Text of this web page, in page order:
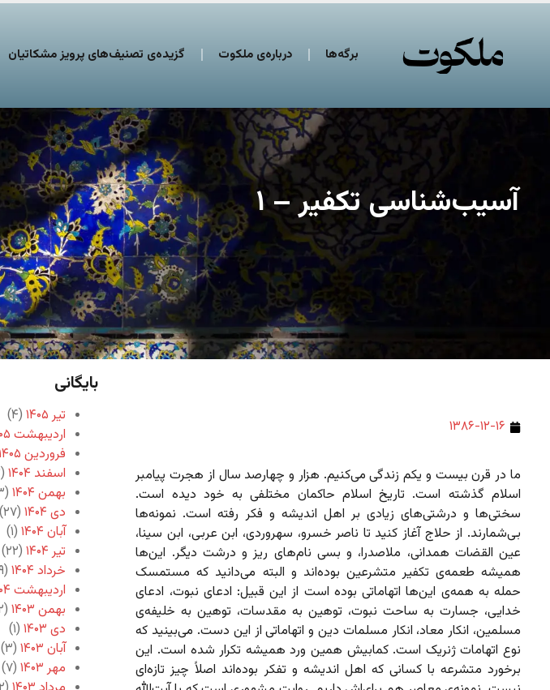
برگه‌ها درباره‌ی ملکوت گزیده‌ی تصنیف‌های پرویز مشکاتیان
آسیب‌شناسی تکفیر – ۱
۱۳۸۶-۱۲-۱۶
ما در قرن بیست و یکم زندگی می‌کنیم. هزار و چهارصد سال از هجرت پیامبر
اسلام گذشته است. تاریخ اسلام حاکمان مختلفی به خود دیده است.
سختی‌ها و درشتی‌های زیادی بر اهل اندیشه و فکر رفته است. نمونه‌ها
بی‌شمارند. از حلاج آغاز کنید تا ناصر خسرو، سهروردی، ابن عربی، ابن سینا،
عین القضات همدانی، ملاصدرا، و بسی نام‌های ریز و درشت دیگر. این‌ها
همیشه طعمه‌ی تکفیر متشرعین بوده‌اند و البته می‌دانید که مستمسک
حمله به همه‌ی این‌ها اتهاماتی بوده است از این قبیل: ادعای نبوت، ادعای
خدایی، جسارت به ساحت نبوت، توهین به مقدسات، توهین به خلیفه‌ی
مسلمین، انکار معاد، انکار مسلمات دین و اتهاماتی از این دست. می‌بینید که
نوع اتهامات ژنریک است. کمابیش همین ورد همیشه تکرار شده است. این
برخورد متشرعه با کسانی که اهل اندیشه و تفکر بوده‌اند اصلاً چیز تازه‌ای
بایگانی
تیر ۱۴۰۵
(۴)
اردیبهشت ۱۴۰۵
فروردین ۱۴۰۵
اسفند ۱۴۰۴
(۱۲)
بهمن ۱۴۰۴
(۱۳)
دی ۱۴۰۴
(۲۷)
آبان ۱۴۰۴
(۱)
تیر ۱۴۰۴
(۲۲)
خرداد ۱۴۰۴
(۲۹)
اردیبهشت ۱۴۰۴
بهمن ۱۴۰۳
(۲)
دی ۱۴۰۳
(۱)
آبان ۱۴۰۳
(۳)
مهر ۱۴۰۳
(۷)